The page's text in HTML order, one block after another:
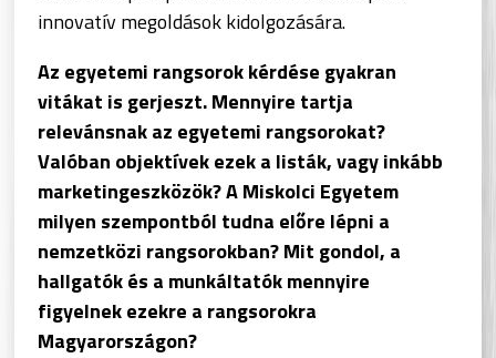
innovatív megoldások kidolgozására.
Az egyetemi rangsorok kérdése gyakran
vitákat is gerjeszt. Mennyire tartja
relevánsnak az egyetemi rangsorokat?
Valóban objektívek ezek a listák, vagy inkább
marketingeszközök? A Miskolci Egyetem
milyen szempontból tudna előre lépni a
nemzetközi rangsorokban? Mit gondol, a
hallgatók és a munkáltatók mennyire
figyelnek ezekre a rangsorokra
Magyarországon?